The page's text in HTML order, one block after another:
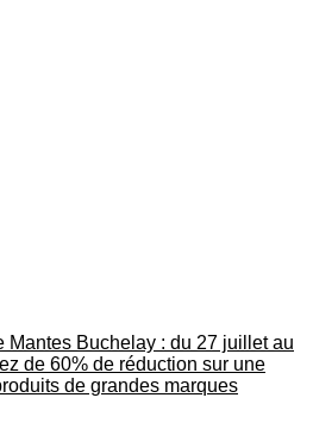
Mantes Buchelay : du 27 juillet au
de 60% de réduction sur une
de grandes marques